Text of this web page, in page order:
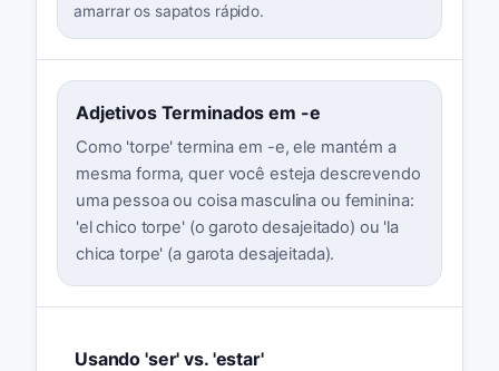
amarrar os sapatos rápido.
Adjetivos Terminados em -e
Como 'torpe' termina em -e, ele mantém a
mesma forma, quer você esteja descrevendo
uma pessoa ou coisa masculina ou feminina:
'el chico torpe' (o garoto desajeitado) ou 'la
chica torpe' (a garota desajeitada).
Usando 'ser' vs. 'estar'